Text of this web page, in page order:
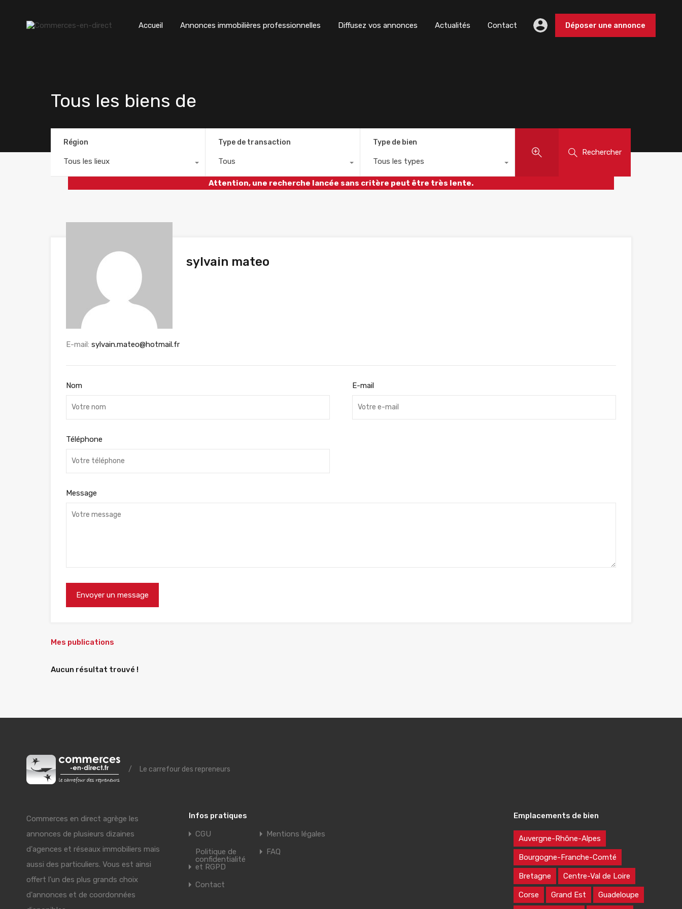
Accueil Annonces immobilières professionnelles Diffusez vos annonces Actualités Contact Déposer une annonce
Tous les biens de
Région
Tous les lieux
Type de transaction
Tous
Type de bien
Tous les types
Rechercher
Attention, une recherche lancée sans critère peut être très lente.
sylvain mateo
E-mail: sylvain.mateo@hotmail.fr
Nom E-mail
Téléphone
Message
Mes publications
Aucun résultat trouvé !
/ Le carrefour des repreneurs
Commerces en direct agrège les
annonces de plusieurs dizaines
d'agences et réseaux immobiliers mais
aussi des particuliers. Vous est ainsi
offert l'un des plus grands choix
d'annonces et de coordonnées
Infos pratiques
CGU
Mentions légales
Politique de
confidentialité
et RGPD
FAQ
Contact
Emplacements de bien
Auvergne-Rhône-Alpes
Bourgogne-Franche-Comté
Bretagne Centre-Val de Loire
Corse Grand Est Guadeloupe